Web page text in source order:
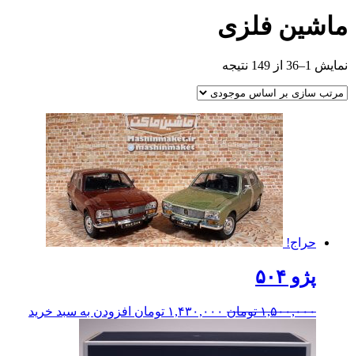
ماشین فلزی
نمایش 1–36 از 149 نتیجه
حراج!
پژو ۵۰۴
۱,۵۰۰,۰۰۰ تومان ۱,۴۳۰,۰۰۰ تومان افزودن به سبد خرید